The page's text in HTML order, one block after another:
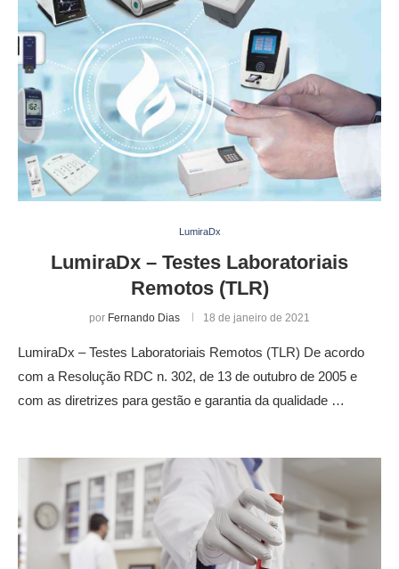
LumiraDx
LumiraDx – Testes Laboratoriais
Remotos (TLR)
por Fernando Dias 18 de janeiro de 2021
LumiraDx – Testes Laboratoriais Remotos (TLR) De acordo
com a Resolução RDC n. 302, de 13 de outubro de 2005 e
com as diretrizes para gestão e garantia da qualidade …